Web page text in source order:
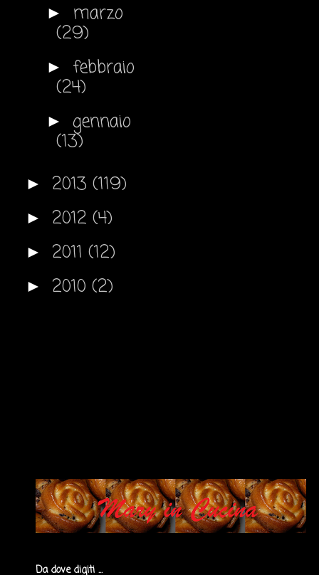
► marzo
(29)
► febbraio
(24)
► gennaio
(13)
► 2013 (119)
► 2012 (4)
► 2011 (12)
► 2010 (2)
Da dove digiti ...